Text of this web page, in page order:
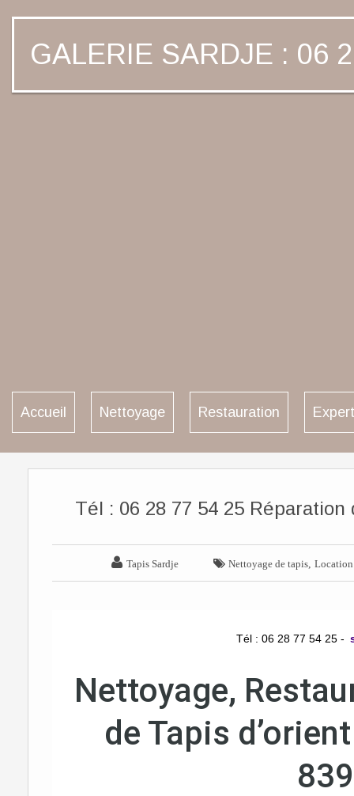
GALERIE SARDJE : 06
Accueil Nettoyage Restauration
Tél : 06 28 77 54 25
 Tapis Sardje  Nettoyage de tapis Location
Tél : 06 28 77 54 25 -
Nettoyage,
de Tapis